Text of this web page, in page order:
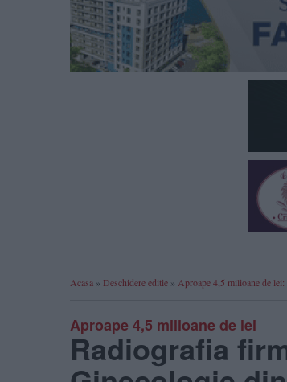
Acasa » Deschidere editie » Aproape 4,5 milioane de
Aproape 4,5 milioane de lei
Radiografia